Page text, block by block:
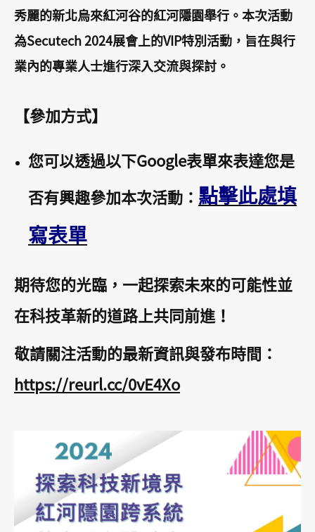
秀麗的新北烏來紅河谷的紅河隱園舉行。本次活動
為Secutech 2024展會上的VIP特別活動，旨在與行
業內的專業人士進行深入交流與探討。
【參加方式】
您可以透過以下Google表單來表達您是
否有興趣參加本次活動： 點擊此處填
寫表單
期待您的光臨，一起探索未來的可能性並
在科技革新的道路上共同前進！
敬請關注活動的最新資訊與發布時間：
https://reurl.cc/0vE4Xo